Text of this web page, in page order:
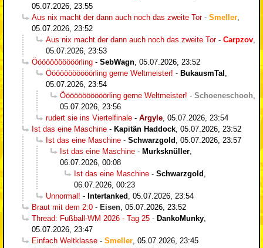
05.07.2026, 23:55
Aus nix macht der dann auch noch das zweite Tor- Smeller
05.07.2026, 23:52
Aus nix macht der dann auch noch das zweite Tor- Carpzov
05.07.2026, 23:53
Ööööööööööörling - SebWagn 05.07.2026, 23:52
Ööööööööööörling gerne Weltmeister! - BukausmTal
05.07.2026, 23:54
Ööööööööööörling gerne Weltmeister! - Schoeneschooh
05.07.2026, 23:56
rudert sie ins Viertelfinale - Argyle 05.07.2026, 23:54
Ist das eine Maschine - Kapitän Haddock 05.07.2026, 23:52
Ist das eine Maschine - Schwarzgold
05.07.2026, 23:57
Ist das eine Maschine - Murksknüller
06.07.2026, 00:08
Ist das eine Maschine - Schwarzgold
06.07.2026, 00:23
Unnormal! - Intertanked
05.07.2026, 23:54
Braut mit dem 2:0 - Eisen 05.07.2026, 23:52
Thread: Fußball-WM 2026 - Tag 25 - DankoMunky
05.07.2026, 23:47
Einfach Weltklasse - Smeller 05.07.2026, 23:45